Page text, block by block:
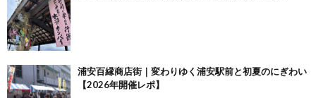
浦安百縁商店街｜変わりゆく浦安駅前と初夏のにぎわい
【2026年開催レポ】